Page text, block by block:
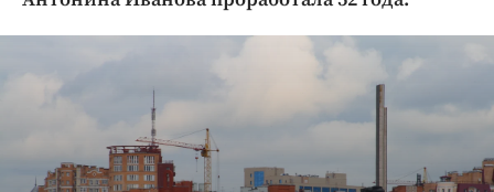
Недвижимость и ЖКХ
Образование
Общество
Погода